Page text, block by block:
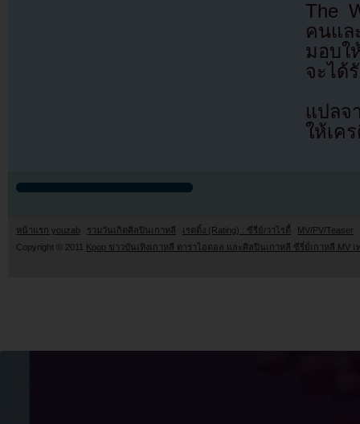
The
คนแล
มอบใ
จะได้
แปล
ให้เค
หน้าแรก youzab รวมวันเกิดศิลปินเกาหลี เรตติ้ง (Rating) : ซีรี่ย์/วาไรตี้
MV/PV/Teaser
Copyright © 2011 Kpop ข่าวบันเทิงเกาหลี ดาราไอดอล และศิลปินเกาหลี ซีรี่ย์เกาหลี MV